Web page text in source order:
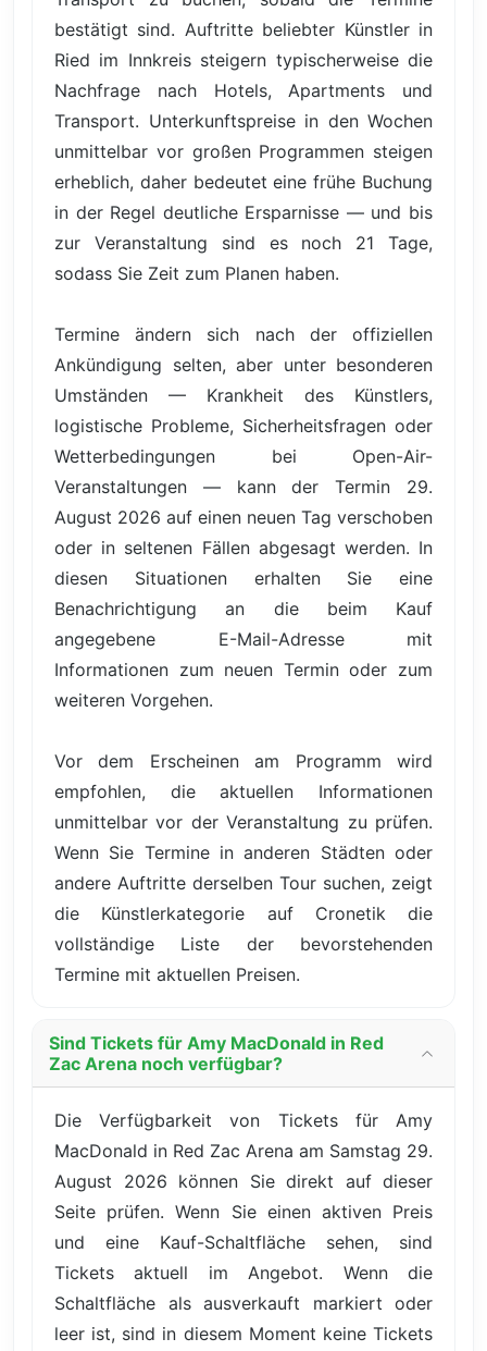
bestätigt sind. Auftritte beliebter Künstler in
Ried im Innkreis steigern typischerweise die
Nachfrage nach Hotels, Apartments und
Transport. Unterkunftspreise in den Wochen
unmittelbar vor großen Programmen steigen
erheblich, daher bedeutet eine frühe Buchung
in der Regel deutliche Ersparnisse — und bis
zur Veranstaltung sind es noch 21 Tage,
sodass Sie Zeit zum Planen haben.
Termine ändern sich nach der offiziellen
Ankündigung selten, aber unter besonderen
Umständen — Krankheit des Künstlers,
logistische Probleme, Sicherheitsfragen oder
Wetterbedingungen bei Open-Air-
Veranstaltungen — kann der Termin 29.
August 2026 auf einen neuen Tag verschoben
oder in seltenen Fällen abgesagt werden. In
diesen Situationen erhalten Sie eine
Benachrichtigung an die beim Kauf
angegebene E-Mail-Adresse mit
Informationen zum neuen Termin oder zum
weiteren Vorgehen.
Vor dem Erscheinen am Programm wird
empfohlen, die aktuellen Informationen
unmittelbar vor der Veranstaltung zu prüfen.
Wenn Sie Termine in anderen Städten oder
andere Auftritte derselben Tour suchen, zeigt
die Künstlerkategorie auf Cronetik die
vollständige Liste der bevorstehenden
Termine mit aktuellen Preisen.
Sind Tickets für Amy MacDonald in Red
Zac Arena noch verfügbar?
Die Verfügbarkeit von Tickets für Amy
MacDonald in Red Zac Arena am Samstag 29.
August 2026 können Sie direkt auf dieser
Seite prüfen. Wenn Sie einen aktiven Preis
und eine Kauf-Schaltfläche sehen, sind
Tickets aktuell im Angebot. Wenn die
Schaltfläche als ausverkauft markiert oder
leer ist, sind in diesem Moment keine Tickets